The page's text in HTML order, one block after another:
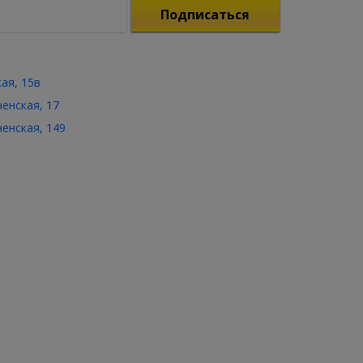
Подписаться
15в
17
149